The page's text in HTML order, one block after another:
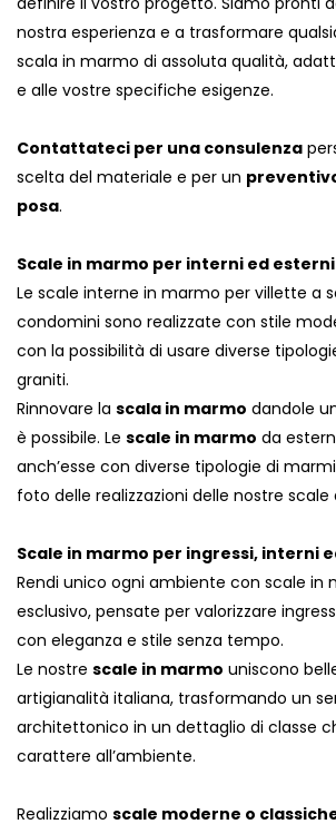
nostra esperienza e a trasformare
scala in marmo di assoluta qualità,
e alle vostre specifiche esigenze.
Contattateci per una consulenza
scelta del materiale e per un
posa.
Scale in marmo per interni ed
Le scale interne in marmo per villette a
condomini sono realizzate con stile
con la possibilità di usare diverse
graniti.
Rinnovare la scala in marmo dandole
è possibile. Le scale in marmo da
anch’esse con diverse tipologie di
foto delle realizzazioni delle nostre scale
Scale in marmo per ingressi, interni
Rendi unico ogni ambiente con scale in
esclusivo, pensate per valorizzare
con eleganza e stile senza tempo.
Le nostre scale in marmo uniscono
artigianalità italiana, trasformando un
architettonico in un dettaglio di classe
carattere all’ambiente.
Realizziamo scale moderne o